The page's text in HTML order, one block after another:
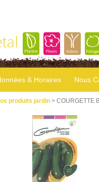
& Horaires Nous
produits jardin > COURGETTE